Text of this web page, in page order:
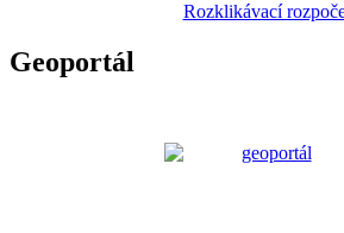
Rozklikávací
Geoportál